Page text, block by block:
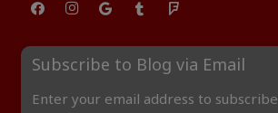
Subscribe to Blog via Email
Enter your email address to